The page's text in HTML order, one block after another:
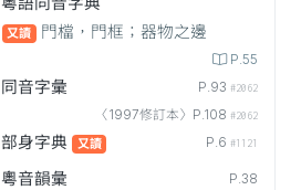
又讀 門檔，門框；器物之邊
P.55
同音字彙 P.93 #2062
〈1997修訂本〉P.108 #2062
部身字典 又讀 P.6 #1121
粵音韻彙 P.38